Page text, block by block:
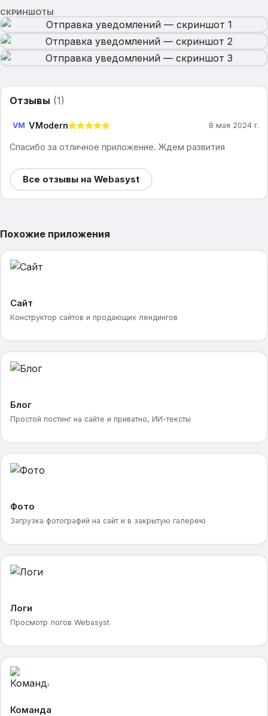
СКРИНШОТЫ
Отзывы (1)
VM VModern 8 мая 2024 г.
Спасибо за отличное приложение. Ждем развития
Все отзывы на Webasyst
Похожие приложения
Сайт
Конструктор сайтов и продающих лендингов
Блог
Простой постинг на сайте и приватно, ИИ-тексты
Фото
Загрузка фотографий на сайт и в закрытую галерею
Логи
Просмотр логов Webasyst
Команда